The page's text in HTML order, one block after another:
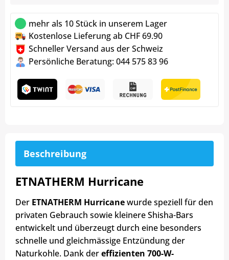
mehr als 10 Stück in unserem Lager
Kostenlose Lieferung ab CHF 69.90
Schneller Versand aus der Schweiz
Persönliche Beratung: 044 575 83 96
Beschreibung
ETNATHERM Hurricane
Der ETNATHERM Hurricanewurde speziell für den
privaten Gebrauch sowie kleinere Shisha-Bars
entwickelt und überzeugt durch eine besonders
schnelle und gleichmässige Entzündung der
Naturkohle. Dank dereffizienten 700-W-